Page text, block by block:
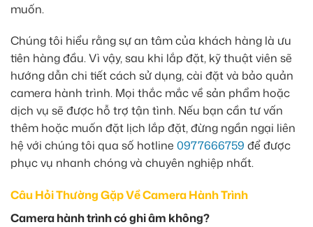
muốn.
Chúng tôi hiểu rằng sự an tâm của khách hàng là ưu
tiên hàng đầu. Vì vậy, sau khi lắp đặt, kỹ thuật viên sẽ
hướng dẫn chi tiết cách sử dụng, cài đặt và bảo quản
camera hành trình. Mọi thắc mắc về sản phẩm hoặc
dịch vụ sẽ được hỗ trợ tận tình. Nếu bạn cần tư vấn
thêm hoặc muốn đặt lịch lắp đặt, đừng ngần ngại liên
hệ với chúng tôi qua số hotline 0977666759 để được
phục vụ nhanh chóng và chuyên nghiệp nhất.
Câu Hỏi Thường Gặp Về Camera Hành Trình
Camera hành trình có ghi âm không?